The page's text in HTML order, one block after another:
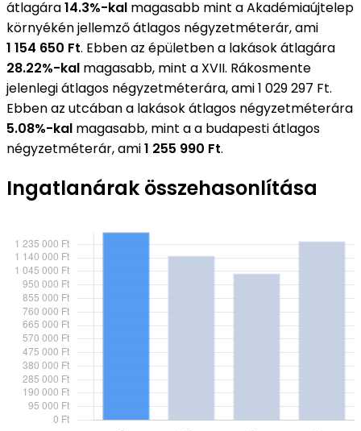
átlagára14.3%-kal magasabb mint a Akadémiaújtelep
környékén jellemző átlagos négyzetméterár, ami
1 154 650 Ft. Ebben az épületben a lakások átlagára
28.22%-kal magasabb, mint a XVII. Rákosmente
jelenlegi átlagos négyzetméterára, ami 1 029 297 Ft.
Ebben az utcában a lakások átlagos négyzetméterára
5.08%-kal magasabb, mint a a budapesti átlagos
négyzetméterár, ami1 255 990 Ft.
Ingatlanárak összehasonlítása